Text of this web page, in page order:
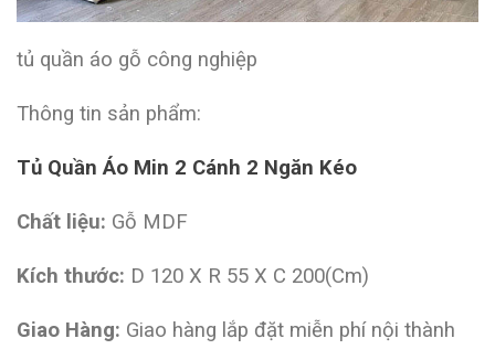
tủ quần áo gỗ công nghiệp
Thông tin sản phẩm:
Tủ Quần Áo Min 2 Cánh 2 Ngăn Kéo
Chất liệu: Gỗ MDF
Kích thước: D 120 X R 55 X C 200(Cm)
Giao Hàng: Giao hàng lắp đặt miễn phí nội thành